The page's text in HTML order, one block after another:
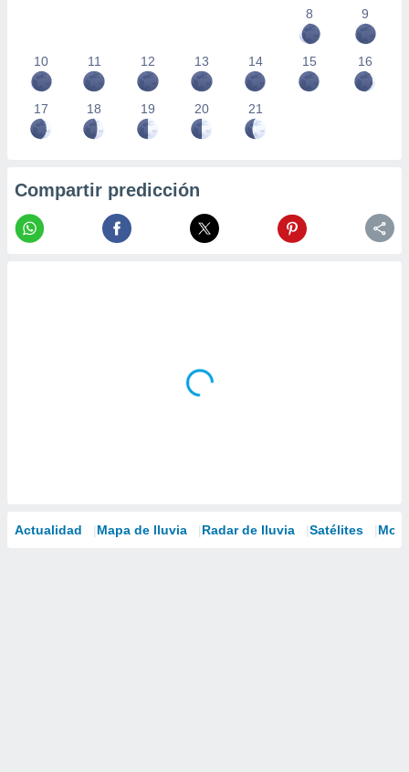
8
9
10 11 12 13 14 15 16
17 18 19 20 21
Compartir predicción
Actualidad Mapa de lluvia Radar de lluvia Satélites